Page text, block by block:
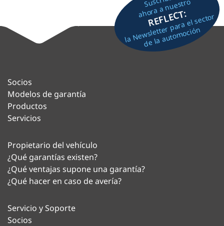
ahora a nuestro
REFLECT:
la Newsletter para el sector
de la automoción
Socios
Modelos de garantía
Productos
Servicios
Propietario del vehículo
¿Qué garantías existen?
¿Qué ventajas supone una garantía?
¿Qué hacer en caso de avería?
Servicio y Soporte
Socios